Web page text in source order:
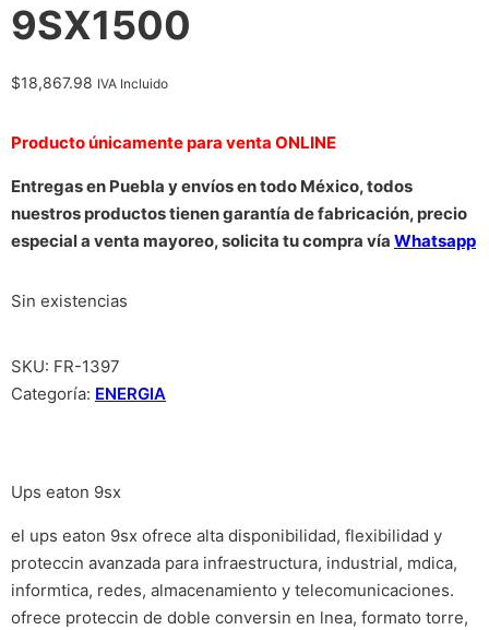
9SX1500
$18,867.98 IVA Incluido
Producto únicamente para venta ONLINE
Entregas en Puebla y envíos en todo México, todos
nuestros productos tienen garantía de fabricación, precio
especial a venta mayoreo, solicita tu compra vía Whatsapp
Sin existencias
SKU: FR-1397
Categoría: ENERGIA
Ups eaton 9sx
el ups eaton 9sx ofrece alta disponibilidad, flexibilidad y
proteccin avanzada para infraestructura, industrial, mdica,
informtica, redes, almacenamiento y telecomunicaciones.
ofrece proteccin de doble conversin en lnea, formato torre,